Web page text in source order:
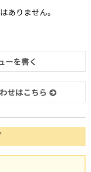
ありません。
ーを書く
せはこちら